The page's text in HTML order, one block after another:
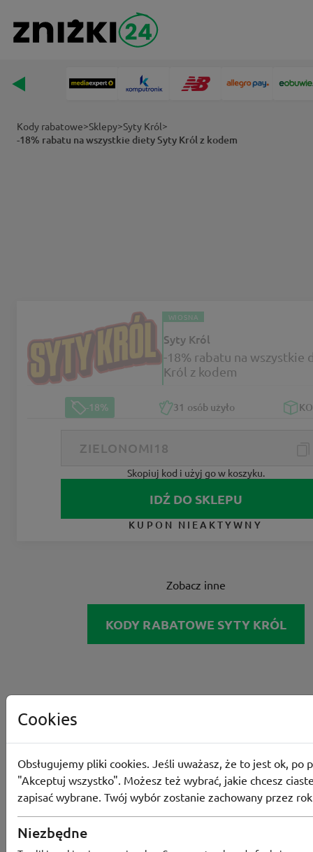
Kody rabatowe>Sklepy>Syty Król>
-18% rabatu na wszystkie diety Syty Król z kodem
WIOSNA
Syty Król
-18% rabatu na wszystkie
Król z kodem
-18% 31 osób użyło
Skopiuj kod i użyj go w koszyku.
IDŹ DO SKLEPU
KUPON NIEAKTYWNY
Zobacz inne
KODY RABATOWE SYTY KRÓL
Cookies
Obsługujemy pliki cookies. Jeśli uważasz, że to jest ok, po
"Akceptuj wszystko". Możesz też wybrać, jakie chcesz
zapisać wybrane. Twój wybór zostanie zachowany przez
Niezbędne